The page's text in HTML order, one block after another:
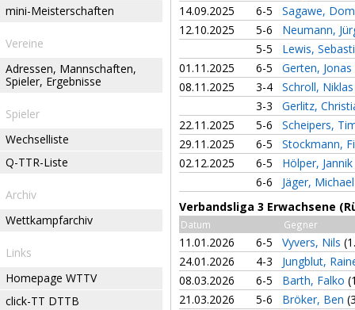
mini-Meisterschaften
Vereine
Adressen, Mannschaften,
Spieler, Ergebnisse
Spieler
Wechselliste
Q-TTR-Liste
Archiv
Wettkampfarchiv
Links
Homepage WTTV
click-TT DTTB
14.09.2025
6-5
Sagawe,
12.10.2025
5-6
Neumann,
5-5
Lewis,
01.11.2025
6-5
Gerten, Jonas
08.11.2025
3-4
Schroll,
3-3
Gerlitz,
22.11.2025
5-6
Scheipers,
29.11.2025
6-5
Stockmann,
02.12.2025
6-5
Hölper, Jannik
6-6
Jäger,
Verbandsliga 3 Erwachsene
Datum Gegner
11.01.2026 6-5 Vyvers, Nils
24.01.2026
4-3
Jungblut,
08.03.2026
6-5 Barth, Falko
21.03.2026
5-6 Bröker, Ben